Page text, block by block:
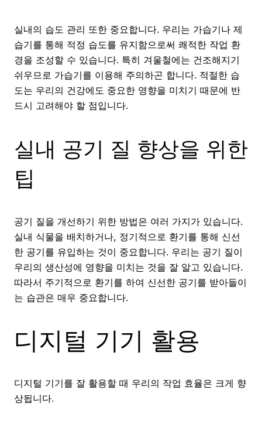
실내의 습도 관리 또한 중요합니다. 우리는 가습기나 제
습기를 통해 적정 습도를 유지함으로써 쾌적한 작업 환
경을 조성할 수 있습니다. 특히 겨울철에는 건조해지기
쉬우므로 가습기를 이용해 주의하곤 합니다. 적절한 습
도는 우리의 건강에도 중요한 영향을 미치기 때문에 반
드시 고려해야 할 점입니다.
실내 공기 질 향상을 위한
팁
공기 질을 개선하기 위한 방법은 여러 가지가 있습니다.
실내 식물을 배치하거나, 정기적으로 환기를 통해 신선
한 공기를 유입하는 것이 중요합니다. 우리는 공기 질이
우리의 생산성에 영향을 미치는 것을 잘 알고 있습니다.
따라서 주기적으로 환기를 하여 신선한 공기를 받아들이
는 습관은 매우 중요합니다.
디지털 기기 활용
디지털 기기를 잘 활용할 때 우리의 작업 효율은 크게 향
상됩니다.